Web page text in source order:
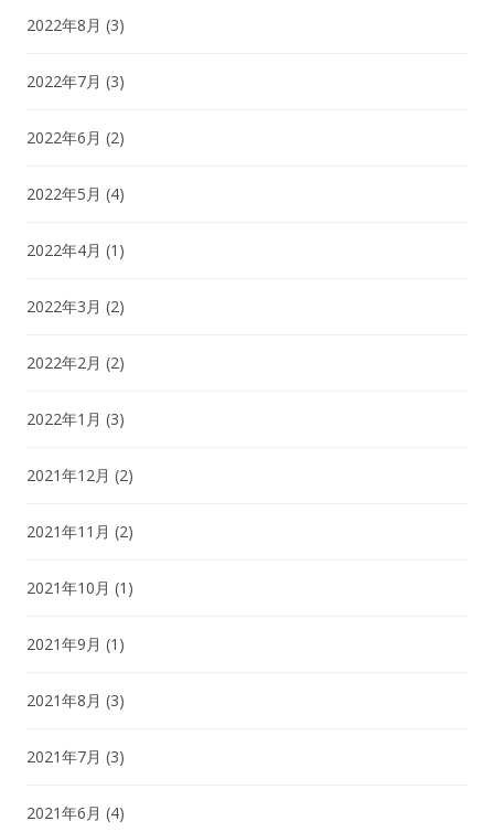
2022年8月 (3)
2022年7月 (3)
2022年6月 (2)
2022年5月 (4)
2022年4月 (1)
2022年3月 (2)
2022年2月 (2)
2022年1月 (3)
2021年12月 (2)
2021年11月 (2)
2021年10月 (1)
2021年9月 (1)
2021年8月 (3)
2021年7月 (3)
2021年6月 (4)